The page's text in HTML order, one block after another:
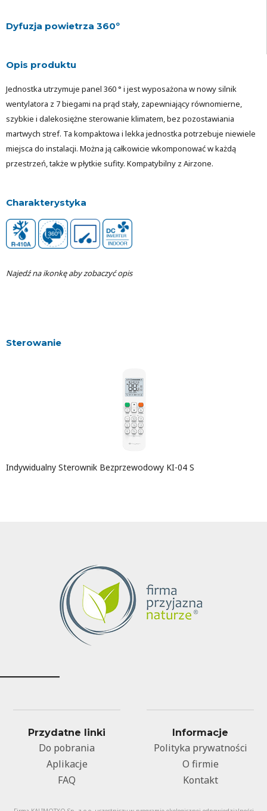
Dyfuzja powietrza 360º
Opis produktu
Jednostka utrzymuje panel 360 ° i jest wyposażona w nowy silnik
wentylatora z 7 biegami na prąd stały, zapewniający równomierne,
szybkie i dalekosiężne sterowanie klimatem, bez pozostawiania
martwych stref. Ta kompaktowa i lekka jednostka potrzebuje niewiele
miejsca do instalacji. Można ją całkowicie wkomponować w każdą
przestrzeń, także w płytkie sufity. Kompatybilny z Airzone.
Charakterystyka
Najedź na ikonkę aby zobaczyć opis
Sterowanie
Indywidualny Sterownik Bezprzewodowy KI-04 S
Przydatne linki
Do pobrania
Aplikacje
FAQ
Informacje
Polityka prywatności
O firmie
Kontakt